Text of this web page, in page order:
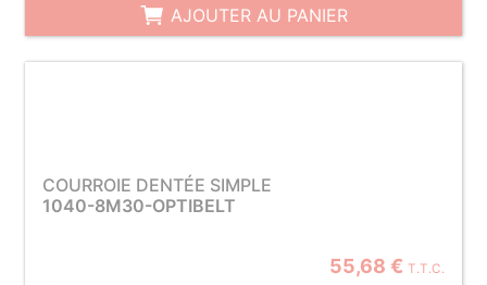
AJOUTER AU PANIER
COURROIE DENTÉE SIMPLE
1040-8M30-OPTIBELT
55,68 € T.T.C.